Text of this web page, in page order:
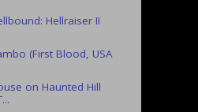
Hellraiser II
(First Blood, USA
on Haunted Hill